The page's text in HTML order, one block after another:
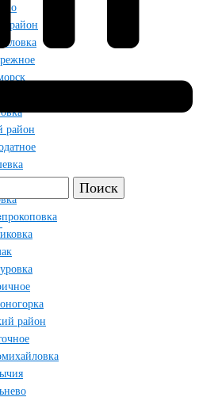
район
район
район